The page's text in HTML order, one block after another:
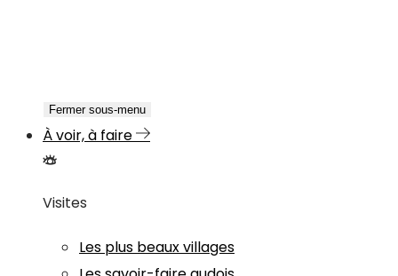
Fermer sous-menu
À voir, à faire
Visites
Les plus beaux villages